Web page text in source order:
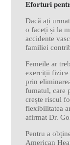
Eforturi
Dacă ați
o faceți și la
accidente
familiei
Femeile ar
exerciții fizice
prin
fumatul, care
crește riscul
flexibilitatea
afirmat Dr.
Pentru a
American